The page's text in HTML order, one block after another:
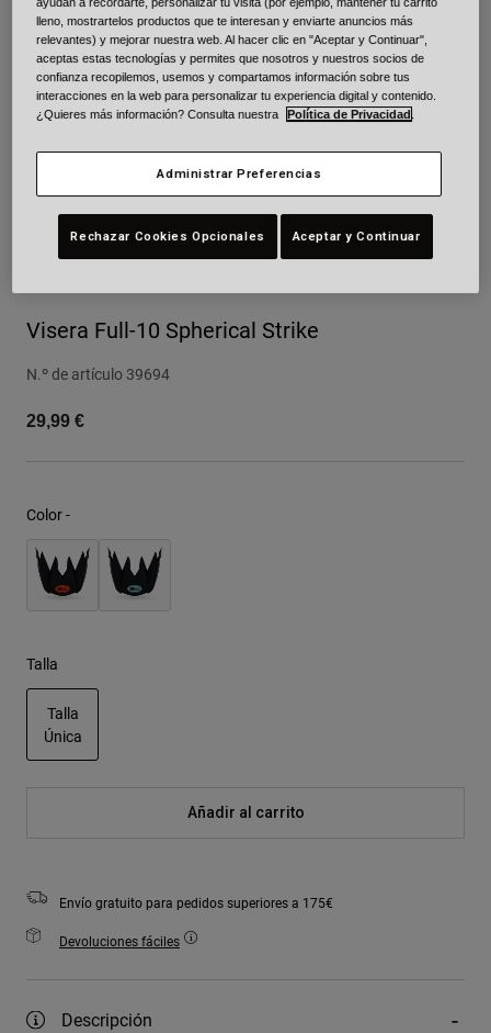
Adventure
Retro
Recambios
Ver todo
Urban
BMX
Visera Full-10 Spherical Strike
N.º de artículo 39694
29,99 €
Color -
Talla
Talla
Única
Añadir al carrito
Envío gratuito para pedidos superiores a 175€
Devoluciones fáciles
Descripción
lleno, mostrartelos productos que te interesan y enviarte anuncios más
relevantes) y mejorar nuestra web. Al hacer clic en "Aceptar y Continuar",
aceptas estas tecnologías y permites que nosotros y nuestros socios de
confianza recopilemos, usemos y compartamos información sobre tus
interacciones en la web para personalizar tu experiencia digital y contenido.
¿Quieres más información? Consulta nuestra
Política de Privacidad
Administrar Preferencias
Rechazar Cookies Opcionales Aceptar y Continuar